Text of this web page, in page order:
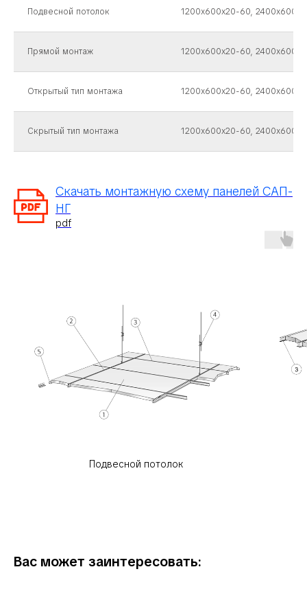
Подвесной потолок 1200x600x20-60,
Прямой монтаж 1200x600x20-60,
Открытый тип монтажа 1200x600x20-60,
Скрытый тип монтажа 1200x600x20-60,
Скачать монтажную схему панелей САП-
НГ
pdf
Подвесной потолок
Вас может заинтересовать: